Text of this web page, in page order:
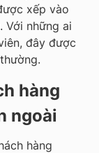
xếp vào
Với những ai
đây được
hàng
ngoài
hàng